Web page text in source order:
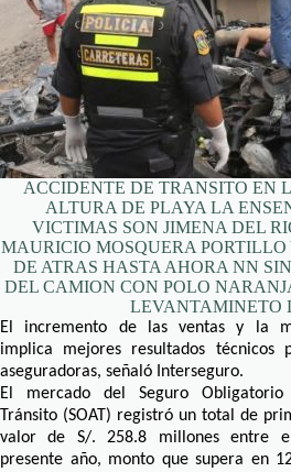
ACCIDENTE DE TRANSITO EN
ALTURA DE PLAYA LA
VICTIMAS SON JIMENA DEL
MAURICIO MOSQUERA
DE ATRAS HASTA AHORA NN
DEL CAMION CON POLO
LEVANTAMINETO
El incremento de las ventas y la
implica mejores resultados técnicos
aseguradoras, señaló Interseguro.
El mercado del Seguro
Tránsito (SOAT) registró un total de
valor de S/. 258.8 millones entre
presente año, monto que supera en